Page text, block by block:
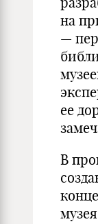
на
—
ее
В